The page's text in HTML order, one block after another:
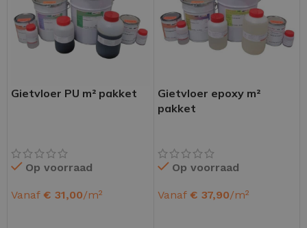
Gietvloer PU m² pakket
Op voorraad
Vanaf € 31,00/m²
Gietvloer epoxy m²
pakket
Op voorraad
Vanaf € 37,90/m²